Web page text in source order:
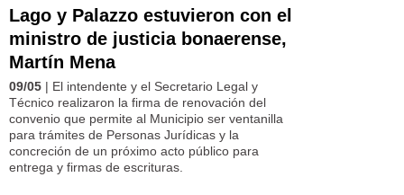
Lago y Palazzo estuvieron con el
ministro de justicia bonaerense,
Martín Mena
09/05 | El intendente y el Secretario Legal y
Técnico realizaron la firma de renovación del
convenio que permite al Municipio ser ventanilla
para trámites de Personas Jurídicas y la
concreción de un próximo acto público para
entrega y firmas de escrituras.